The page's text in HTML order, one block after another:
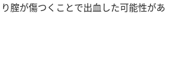
腟が傷つくことで出血した可能性があ